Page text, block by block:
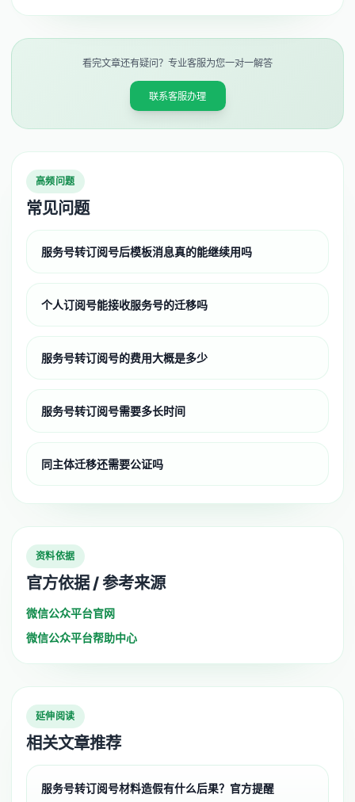
看完文章还有疑问？专业客服为您一对一解答
联系客服办理
高频问题
常见问题
服务号转订阅号后模板消息真的能继续用吗
个人订阅号能接收服务号的迁移吗
服务号转订阅号的费用大概是多少
服务号转订阅号需要多长时间
同主体迁移还需要公证吗
资料依据
官方依据 / 参考来源
微信公众平台官网
微信公众平台帮助中心
延伸阅读
相关文章推荐
服务号转订阅号材料造假有什么后果？官方提醒